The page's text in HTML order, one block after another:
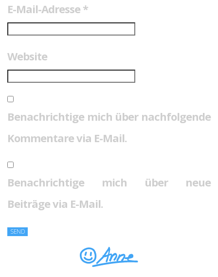
E-Mail-Adresse *
Website
Benachrichtige mich über nachfolgende
Kommentare via E-Mail.
Benachrichtige mich über neue
Beiträge via E-Mail.